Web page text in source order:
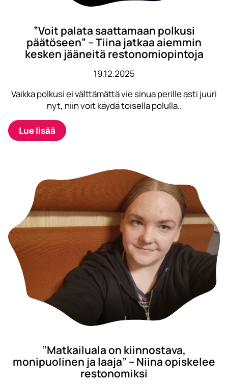
”Voit palata saattamaan polkusi
päätöseen” – Tiina jatkaa aiemmin
kesken jääneitä restonomiopintoja
19.12.2025
Vaikka polkusi ei välttämättä vie sinua perille asti juuri
nyt, niin voit käydä toisella polulla..
Lue lisää
”Matkailuala on kiinnostava,
monipuolinen ja laaja” – Niina opiskelee
restonomiksi